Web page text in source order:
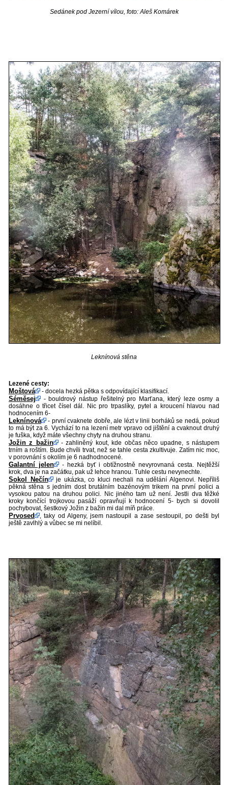
Sedánek pod Jezerní vílou, foto: Aleš Komárek
Leknínová stěna
Lezené cesty:
Moštová - docela hezká pětka s odpovídající klasifikací.
Séměsej
- bouldrový nástup řešitelný pro Marťana, který leze osmy a
dosáhne o třicet čísel dál. Nic pro trpaslíky, pytel a kroucení hlavou nad
hodnocením 6-
Leknínová
- první cvaknete dobře, ale lézt v linii borháků se nedá, pokud
to má být za 6. Vychází to na lezení metr vpravo od jištění a cvaknout druhý
je fuška, když máte všechny chyty na druhou stranu.
Jožin z bažin
- zahliněný kout, kde občas něco upadne, s nástupem
trním a roštím. Bude chvíli trvat, než se tahle cesta zkultivuje. Zatím nic moc,
v porovnání s okolím je 6 nadhodnocené.
Galantní jelen
- hezká byť i obtížnostně nevyrovnaná cesta. Nejtěžší
krok, dva je na začátku, pak už lehce hranou. Tuhle cestu nevynechte.
Sokol Nečín
je ukázka, co kluci nechali na udělání Algenovi. Nepříliš
pěkná stěna s jedním dost brutálním bazénovým trikem na první polici a
vysokou patou na druhou polici. Nic jiného tam už není. Jestli dva těžké
kroky končící trojkovou pasáží opravňují k hodnocení 5- bych si dovolil
pochybovat, šestkový Jožin z bažin mi dal míň práce.
Prvosed
, taky od Algeny, jsem nastoupil a zase sestoupil, po dešti byl
ještě zavlhlý a vůbec se mi nelíbil.